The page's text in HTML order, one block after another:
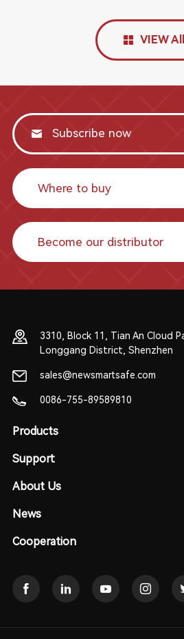
VIEW All
Where to buy
Become our distributor
3310, Block 11, Tian An Cloud
Longgang District, Shenzhen
sales@newsmartsafe.com
0086-755-89589810
Products
Support
About Us
News
Cooperation